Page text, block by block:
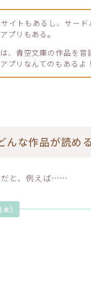
イトもあるし、サード
プリもある。
、青空文庫の作品を音
プリなんてのもあるよ！
んな作品が読め
だと、例えば……
本)